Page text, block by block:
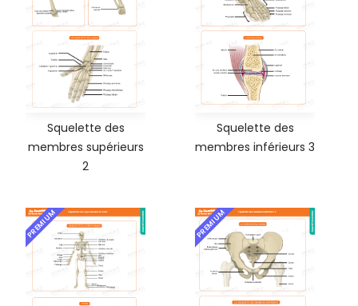
Squelette des
membres supérieurs
2
Squelette des
membres inférieurs 3
PREMIUM PREMIUM